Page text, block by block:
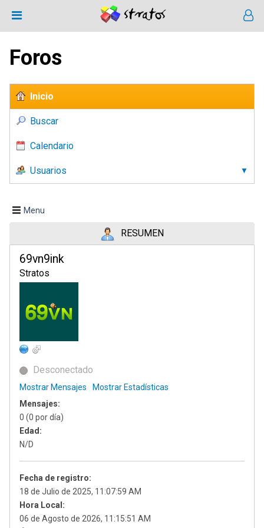
Foros
Inicio
Buscar
Calendario
Usuarios
Menu
RESUMEN
69vn9ink
Stratos
Desconectado
Mostrar Mensajes
Mostrar Estadísticas
Mensajes:
0 (0 por día)
Edad:
N/D
Fecha de registro:
18 de Julio de 2025, 11:07:59 AM
Hora Local:
06 de Agosto de 2026, 11:15:51 AM